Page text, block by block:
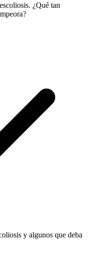
¿Qué tan
y algunos que deba